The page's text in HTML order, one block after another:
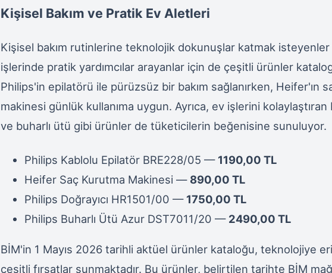
Kişisel Bakım ve Pratik Ev Aletleri
Kişisel bakım rutinlerine teknolojik dokunuşlar katmak
işlerinde pratik yardımcılar arayanlar için de çeşitli ürünler
Philips'in epilatörü ile pürüzsüz bir bakım sağlanırken, Heifer'ın
makinesi günlük kullanıma uygun. Ayrıca, ev işlerini kolaylaştıran
ve buharlı ütü gibi ürünler de tüketicilerin beğenisine sunuluyor.
Philips Kablolu Epilatör BRE228/05 — 1190,00 TL
Heifer Saç Kurutma Makinesi — 890,00 TL
Philips Doğrayıcı HR1501/00 — 1750,00 TL
Philips Buharlı Ütü Azur DST7011/20 — 2490,00 TL
BİM'in 1 Mayıs 2026 tarihli aktüel ürünler kataloğu, teknolojiye
çeşitli fırsatlar sunmaktadır. Bu ürünler, belirtilen tarihte BİM